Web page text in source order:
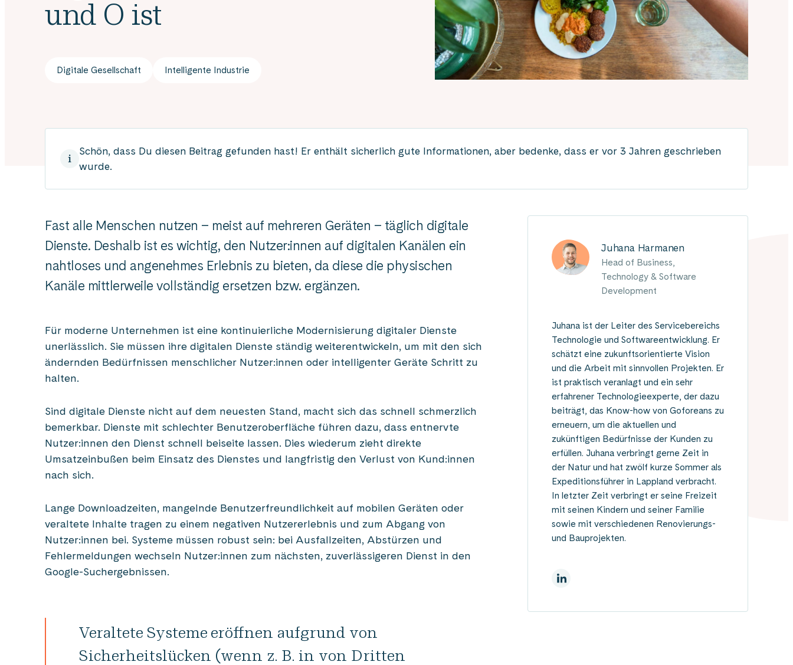
und O ist
Digitale Gesellschaft Intelligente Industrie
Schön, dass Du diesen Beitrag gefunden hast! Er enthält sicherlich gute Informationen, aber bedenke, dass er vor 3 Jahren geschrieben
wurde.
Fast alle Menschen nutzen – meist auf mehreren Geräten – täglich digitale
Dienste. Deshalb ist es wichtig, den Nutzer:innen auf digitalen Kanälen ein
nahtloses und angenehmes Erlebnis zu bieten, da diese die physischen
Kanäle mittlerweile vollständig ersetzen bzw. ergänzen.
Für moderne Unternehmen ist eine kontinuierliche Modernisierung digitaler Dienste
unerlässlich. Sie müssen ihre digitalen Dienste ständig weiterentwickeln, um mit den sich
ändernden Bedürfnissen menschlicher Nutzer:innen oder intelligenter Geräte Schritt zu
halten.
Sind digitale Dienste nicht auf dem neuesten Stand, macht sich das schnell schmerzlich
bemerkbar. Dienste mit schlechter Benutzeroberfläche führen dazu, dass entnervte
Nutzer:innen den Dienst schnell beiseite lassen. Dies wiederum zieht direkte
Umsatzeinbußen beim Einsatz des Dienstes und langfristig den Verlust von Kund:innen
nach sich.
Lange Downloadzeiten, mangelnde Benutzerfreundlichkeit auf mobilen Geräten oder
veraltete Inhalte tragen zu einem negativen Nutzererlebnis und zum Abgang von
Nutzer:innen bei. Systeme müssen robust sein: bei Ausfallzeiten, Abstürzen und
Fehlermeldungen wechseln Nutzer:innen zum nächsten, zuverlässigeren Dienst in den
Google-Suchergebnissen.
Veraltete Systeme eröffnen aufgrund von
Sicherheitslücken (wenn z. B. in von Dritten
Juhana Harmanen
Head of Business,
Technology & Software
Development
Juhana ist der Leiter des Servicebereichs
Technologie und Softwareentwicklung. Er
schätzt eine zukunftsorientierte Vision
und die Arbeit mit sinnvollen Projekten. Er
ist praktisch veranlagt und ein sehr
erfahrener Technologieexperte, der dazu
beiträgt, das Know-how von Goforeans zu
erneuern, um die aktuellen und
zukünftigen Bedürfnisse der Kunden zu
erfüllen. Juhana verbringt gerne Zeit in
der Natur und hat zwölf kurze Sommer als
Expeditionsführer in Lappland verbracht.
In letzter Zeit verbringt er seine Freizeit
mit seinen Kindern und seiner Familie
sowie mit verschiedenen Renovierungs-
und Bauprojekten.
Auf Linkedin